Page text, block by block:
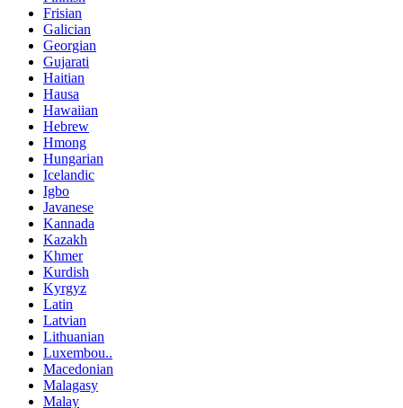
Frisian
Galician
Georgian
Gujarati
Haitian
Hausa
Hawaiian
Hebrew
Hmong
Hungarian
Icelandic
Igbo
Javanese
Kannada
Kazakh
Khmer
Kurdish
Kyrgyz
Latin
Latvian
Lithuanian
Luxembou..
Macedonian
Malagasy
Malay